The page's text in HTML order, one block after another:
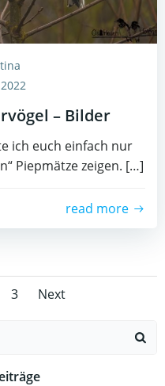
– Bilder
ich euch einfach nur
Piepmätze zeigen. […]
read more
Page
3
Posts
Next